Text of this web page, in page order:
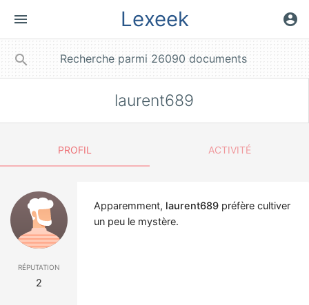
menu Lexeek account_circle
search
laurent689
PROFIL ACTIVITÉ
réputation
2
Apparemment, laurent689 préfère cultiver
un peu le mystère.